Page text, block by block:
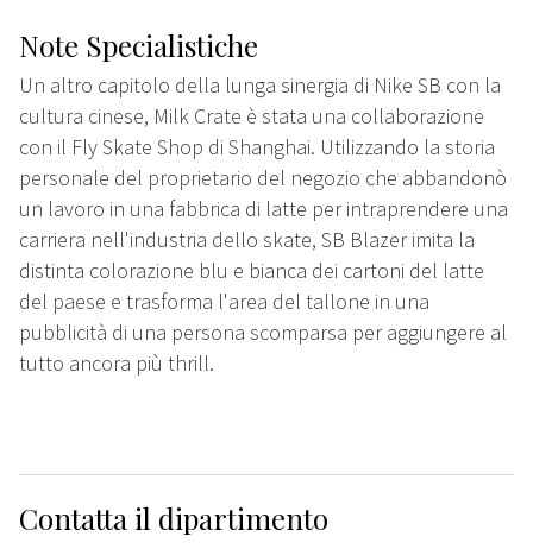
Note Specialistiche
Un altro capitolo della lunga sinergia di Nike SB con la
cultura cinese, Milk Crate è stata una collaborazione
con il Fly Skate Shop di Shanghai. Utilizzando la storia
personale del proprietario del negozio che abbandonò
un lavoro in una fabbrica di latte per intraprendere una
carriera nell'industria dello skate, SB Blazer imita la
distinta colorazione blu e bianca dei cartoni del latte
del paese e trasforma l'area del tallone in una
pubblicità di una persona scomparsa per aggiungere al
tutto ancora più thrill.
Contatta il dipartimento